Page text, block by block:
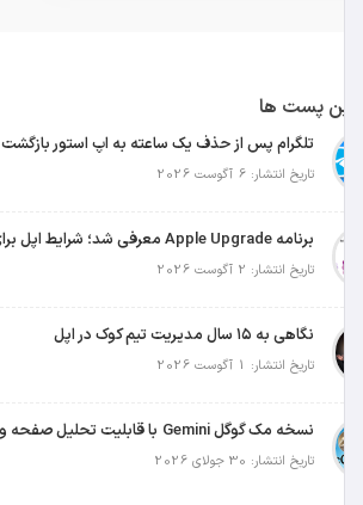
آخرین پست ها
تلگرام پس از حذف یک ساعته به اپ استور بازگشت
تاریخ انتشار: 6 آگوست 2026
تاریخ انتشار: 2 آگوست 2026
نگاهی به ۱۵ سال مدیریت تیم کوک در اپل
تاریخ انتشار: 1 آگوست 2026
تاریخ انتشار: 30 جولای 2026